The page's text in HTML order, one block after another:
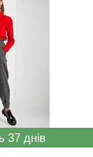
37 днів